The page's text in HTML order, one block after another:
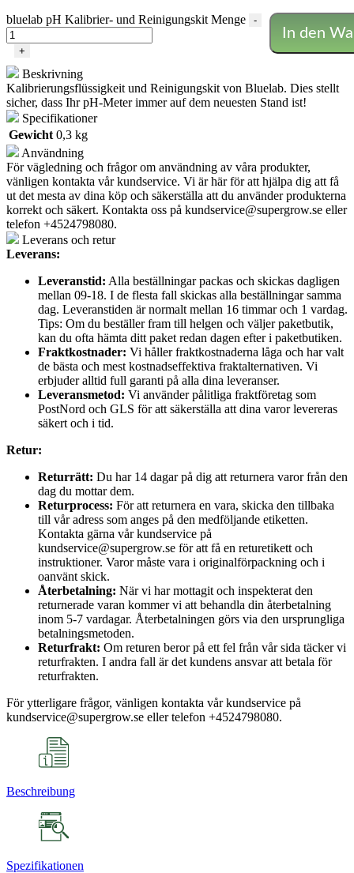
bluelab pH Kalibrier- und Reinigungskit Menge
-
+
In den
Beskrivning
Kalibrierungsflüssigkeit und Reinigungskit von Bluelab. Dies stellt
sicher, dass Ihr pH-Meter immer auf dem neuesten Stand ist!
Specifikationer
Gewicht 0,3 kg
Användning
För vägledning och frågor om användning av våra produkter,
vänligen kontakta vår kundservice. Vi är här för att hjälpa dig att få
ut det mesta av dina köp och säkerställa att du använder produkterna
korrekt och säkert. Kontakta oss på kundservice@supergrow.se eller
telefon +4524798080.
Leverans och retur
Leverans:
Leveranstid: Alla beställningar packas och skickas dagligen
mellan 09-18. I de flesta fall skickas alla beställningar samma
dag. Leveranstiden är normalt mellan 16 timmar och 1 vardag.
Tips: Om du beställer fram till helgen och väljer paketbutik,
kan du ofta hämta ditt paket redan dagen efter i paketbutiken.
Fraktkostnader: Vi håller fraktkostnaderna låga och har valt
de bästa och mest kostnadseffektiva fraktalternativen. Vi
erbjuder alltid full garanti på alla dina leveranser.
Leveransmetod: Vi använder pålitliga fraktföretag som
PostNord och GLS för att säkerställa att dina varor levereras
säkert och i tid.
Retur:
Returrätt: Du har 14 dagar på dig att returnera varor från den
dag du mottar dem.
Returprocess: För att returnera en vara, skicka den tillbaka
till vår adress som anges på den medföljande etiketten.
Kontakta gärna vår kundservice på
kundservice@supergrow.se för att få en returetikett och
instruktioner. Varor måste vara i originalförpackning och i
oanvänt skick.
Återbetalning: När vi har mottagit och inspekterat den
returnerade varan kommer vi att behandla din återbetalning
inom 5-7 vardagar. Återbetalningen görs via den ursprungliga
betalningsmetoden.
Returfrakt: Om returen beror på ett fel från vår sida täcker vi
returfrakten. I andra fall är det kundens ansvar att betala för
returfrakten.
För ytterligare frågor, vänligen kontakta vår kundservice på
kundservice@supergrow.se eller telefon +4524798080.
Beschreibung
Spezifikationen